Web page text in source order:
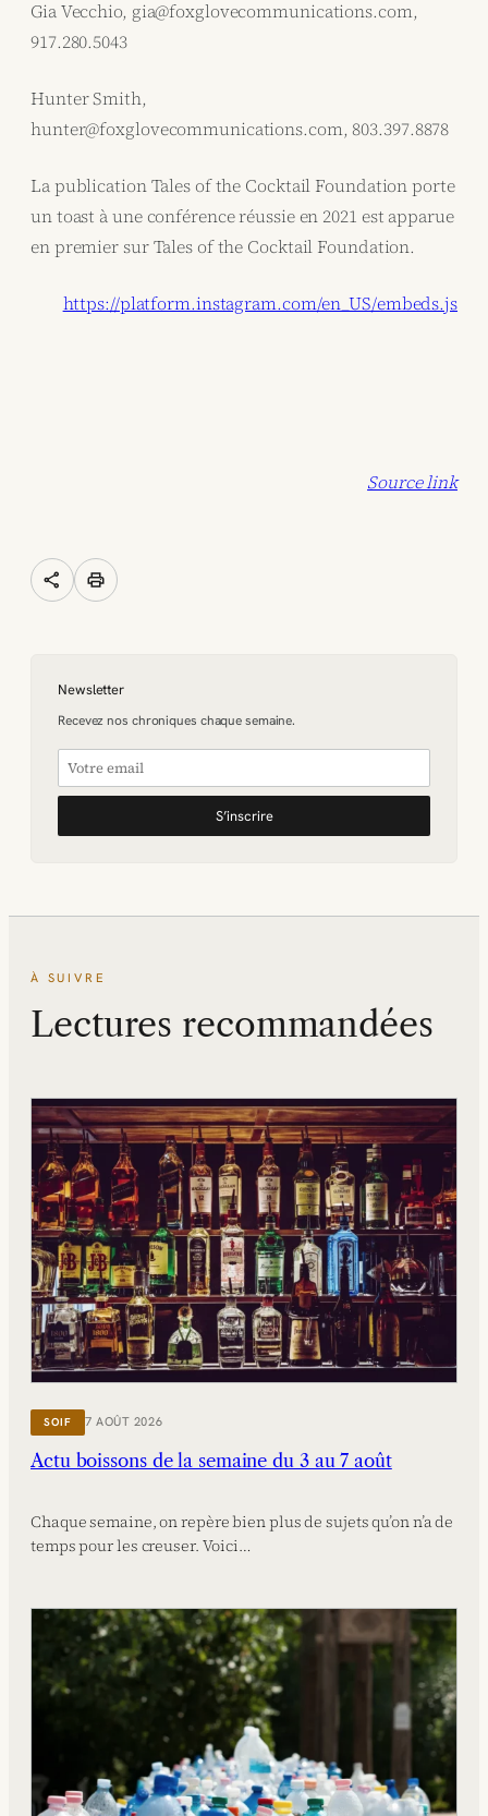
Gia Vecchio, gia@foxglovecommunications.com,
917.280.5043
Hunter Smith,
hunter@foxglovecommunications.com, 803.397.8878
La publication Tales of the Cocktail Foundation porte
un toast à une conférence réussie en 2021 est apparue
en premier sur Tales of the Cocktail Foundation.
https://platform.instagram.com/en_US/embeds.js
Source link
share print
Newsletter
Recevez nos chroniques chaque semaine.
S’inscrire
À SUIVRE
Lectures recommandées
SOIF 7 AOÛT 2026
Actu boissons de la semaine du 3 au 7 août
Chaque semaine, on repère bien plus de sujets qu’on n’a de
temps pour les creuser. Voici…